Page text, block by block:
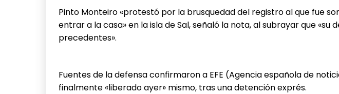
Pinto Monteiro «protestó por la brusquedad del registro al que fue
entrar a la casa» en la isla de Sal, señaló la nota, al subrayar que «su
precedentes».
Fuentes de la defensa confirmaron a EFE (Agencia española de
finalmente «liberado ayer» mismo, tras una detención exprés.